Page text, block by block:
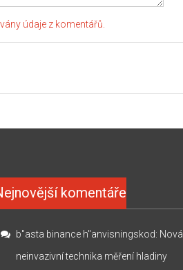
údaje z komentářů.
komentáře
b"asta binance h"anvisningskod: Nová
neinvazivní technika měření hladiny